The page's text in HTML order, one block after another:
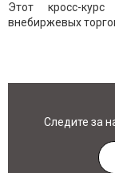
Этот кросс-
внебиржевых
Следите за